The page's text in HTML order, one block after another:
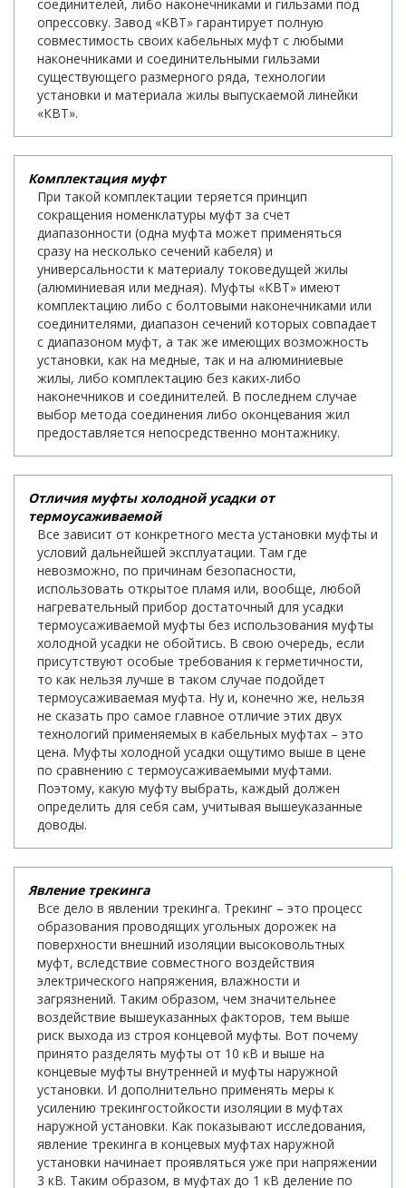
соединителей, либо наконечниками и гильзами под
опрессовку. Завод «КВТ» гарантирует полную
совместимость своих кабельных муфт с любыми
наконечниками и соединительными гильзами
существующего размерного ряда, технологии
установки и материала жилы выпускаемой линейки
«КВТ».
Комплектация муфт
При такой комплектации теряется принцип
сокращения номенклатуры муфт за счет
диапазонности (одна муфта может применяться
сразу на несколько сечений кабеля) и
универсальности к материалу токоведущей жилы
(алюминиевая или медная). Муфты «КВТ» имеют
комплектацию либо с болтовыми наконечниками или
соединителями, диапазон сечений которых совпадает
с диапазоном муфт, а так же имеющих возможность
установки, как на медные, так и на алюминиевые
жилы, либо комплектацию без каких-либо
наконечников и соединителей. В последнем случае
выбор метода соединения либо оконцевания жил
предоставляется непосредственно монтажнику.
Отличия муфты холодной усадки от
термоусаживаемой
Все зависит от конкретного места установки муфты и
условий дальнейшей эксплуатации. Там где
невозможно, по причинам безопасности,
использовать открытое пламя или, вообще, любой
нагревательный прибор достаточный для усадки
термоусаживаемой муфты без использования муфты
холодной усадки не обойтись. В свою очередь, если
присутствуют особые требования к герметичности,
то как нельзя лучше в таком случае подойдет
термоусаживаемая муфта. Ну и, конечно же, нельзя
не сказать про самое главное отличие этих двух
технологий применяемых в кабельных муфтах – это
цена. Муфты холодной усадки ощутимо выше в цене
по сравнению с термоусаживаемыми муфтами.
Поэтому, какую муфту выбрать, каждый должен
определить для себя сам, учитывая вышеуказанные
доводы.
Явление трекинга
Все дело в явлении трекинга. Трекинг – это процесс
образования проводящих угольных дорожек на
поверхности внешний изоляции высоковольтных
муфт, вследствие совместного воздействия
электрического напряжения, влажности и
загрязнений. Таким образом, чем значительнее
воздействие вышеуказанных факторов, тем выше
риск выхода из строя концевой муфты. Вот почему
принято разделять муфты от 10 кВ и выше на
концевые муфты внутренней и муфты наружной
установки. И дополнительно применять меры к
усилению трекингостойкости изоляции в муфтах
наружной установки. Как показывают исследования,
явление трекинга в концевых муфтах наружной
установки начинает проявляться уже при напряжении
3 кВ. Таким образом, в муфтах до 1 кВ деление по